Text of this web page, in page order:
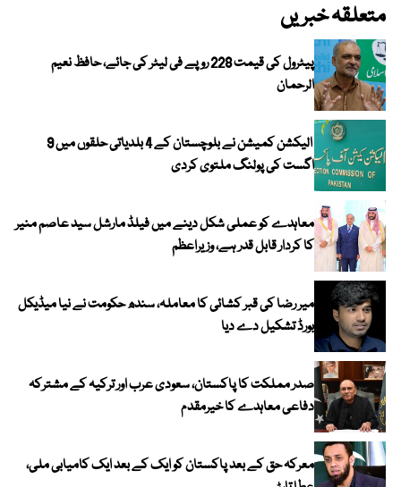
متعلقہ خبریں
پیٹرول کی قیمت 228 روپے فی لیٹر کی جائے، حافظ نعیم
الرحمان
الیکشن کمیشن نے بلوچستان کے 4 بلدیاتی حلقوں میں 9
اگست کی پولنگ ملتوی کردی
معاہدے کو عملی شکل دینے میں فیلڈ مارشل سید عاصم منیر
کا کردار قابل قدر ہے، وزیراعظم
میر رضا کی قبر کشائی کا معاملہ، سندھ حکومت نے نیا میڈیکل
بورڈ تشکیل دے دیا
صدر مملکت کا پاکستان، سعودی عرب اور ترکیہ کے مشترکہ
دفاعی معاہدے کا خیرمقدم
معرکہ حق کے بعد پاکستان کو ایک کے بعد ایک کامیابی ملی،